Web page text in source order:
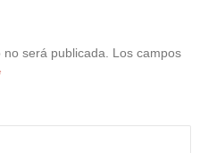
será publicada.
Los campos